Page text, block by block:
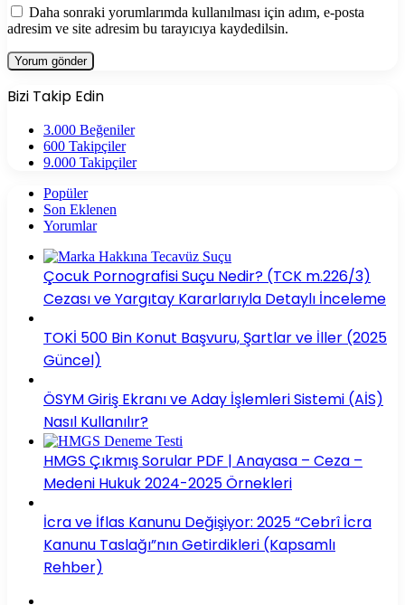
Daha sonraki yorumlarımda kullanılması için adım, e-posta
adresim ve site adresim bu tarayıcıya kaydedilsin.
Bizi Takip Edin
3.000 Beğeniler
600 Takipçiler
9.000 Takipçiler
Popüler
Son Eklenen
Yorumlar
Çocuk Pornografisi Suçu Nedir? (TCK m.226/3)
Cezası ve Yargıtay Kararlarıyla Detaylı İnceleme
TOKİ 500 Bin Konut Başvuru, Şartlar ve İller (2025
Güncel)
ÖSYM Giriş Ekranı ve Aday İşlemleri Sistemi (AİS)
Nasıl Kullanılır?
HMGS Çıkmış Sorular PDF | Anayasa – Ceza –
Medeni Hukuk 2024-2025 Örnekleri
İcra ve İflas Kanunu Değişiyor: 2025 “Cebrî İcra
Kanunu Taslağı”nın Getirdikleri (Kapsamlı
Rehber)